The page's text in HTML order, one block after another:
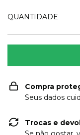
QUANTIDADE
Compra
Seus dados
Trocas e